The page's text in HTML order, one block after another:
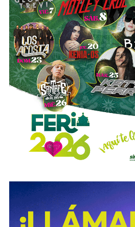
También te puede interesar:¿Cuál
verá contra León? | Columna de